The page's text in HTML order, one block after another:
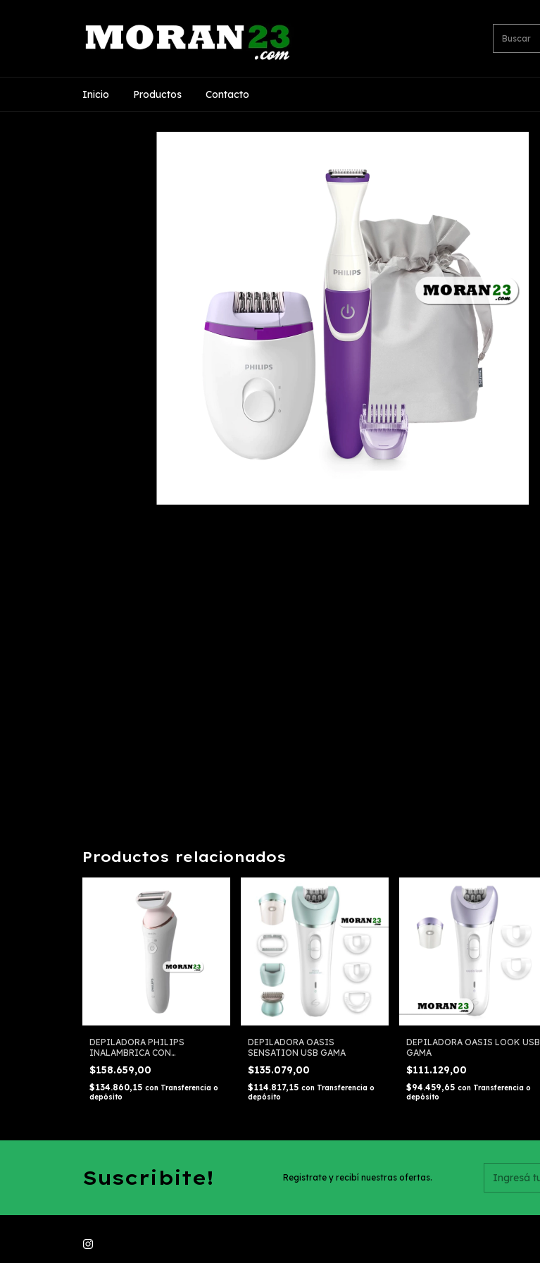
Inicio Productos Contacto
Productos relacionados
DEPILADORA PHILIPS
INALAMBRICA CON
$158.659,00
$134.860,15 con Transferencia o
depósito
DEPILADORA OASIS
SENSATION USB GAMA
$135.079,00
$114.817,15 con Transferencia o
depósito
DEPILADORA OASIS LOOK USB
GAMA
$111.129,00
$94.459,65 con Transferencia o
depósito
Suscribite! Registrate y recibí nuestras ofertas.